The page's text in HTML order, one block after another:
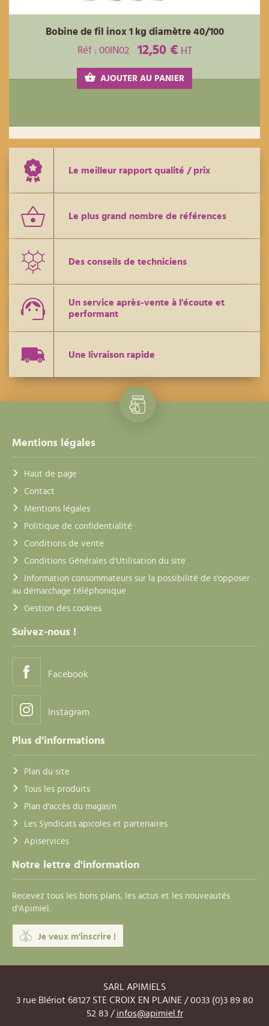
Bobine de fil inox 1 kg diamètre 40/100
Réf : 00IN02
12,50 € HT
AJOUTER AU PANIER
Le meilleur rapport qualité / prix
Le plus grand nombre de références
Des conseils de techniciens
Un service après-vente à l'écoute et
performant
Une livraison rapide
Mentions légales
Haut de page
Contact
Mentions légales
Politique de confidentialité
Conditions de vente
Conditions Générales d'Utilisation du site
Information consommateurs sur la possibilité de s'opposer
au démarchage téléphonique
Gestion des cookies
Suivez-nous !
Facebook
Instagram
Plus d'informations
Plan du site
Tous les produits
Plan d'accès du magasin
Les Syndicats apicoles et partenaires
Apiservices
Notre lettre d'information
Recevez tous les bons plans, les actus et les nouveautés
d'Apimiel.
Je veux m'inscrire !
SARL APIMIELS
3 rue Blériot 68127 STE CROIX EN PLAINE / 0033 (0)3 89 80
52 83 / infos@apimiel.fr